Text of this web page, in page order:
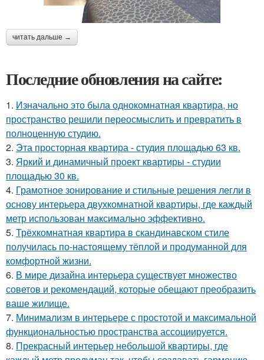
читать дальше →
Последние обновления на сайте:
1. Изначально это была однокомнатная квартира, но
пространство решили переосмыслить и превратить в
полноценную студию.
2. Эта просторная квартира - студия площадью 63 кв.
3. Яркий и динамичный проект квартиры - студии
площадью 30 кв.
4. Грамотное зонирование и стильные решения легли в
основу интерьера двухкомнатной квартиры, где каждый
метр использован максимально эффективно.
5. Трёхкомнатная квартира в скандинавском стиле
получилась по-настоящему тёплой и продуманной для
комфортной жизни.
6. В мире дизайна интерьера существует множество
советов и рекомендаций, которые обещают преобразить
ваше жилище.
7. Минимализм в интерьере с простотой и максимальной
функциональностью пространства ассоциируется.
8. Прекрасный интерьер небольшой квартиры, где